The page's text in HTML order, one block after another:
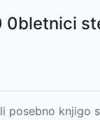
0bletnici
posebno knjigo